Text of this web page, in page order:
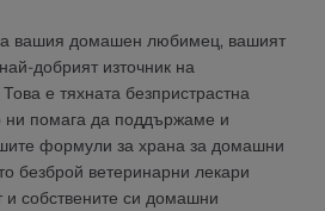
вашия домашен любимец, вашият
добрият източник на
е тяхната безпристрастна
ни помага да поддържаме и
формули за храна за домашни
безброй ветеринарни лекари
и собствените си домашни